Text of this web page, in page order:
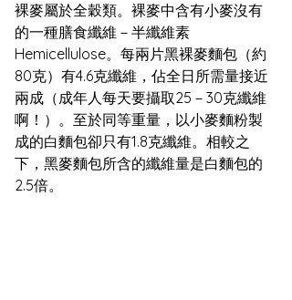
裸麥屬於全穀類。裸麥中含有小麥沒有
的一種膳食纖維－半纖維素
Hemicellulose。每兩片黑裸麥麵包（約
80克）有4.6克纖維，佔全日所需量接近
兩成（成年人每天要攝取25－30克纖維
啊！）。至於同等重量，以小麥麵粉製
成的白麵包卻只有1.8克纖維。相較之
下，黑麥麵包所含的纖維量是白麵包的
2.5倍。